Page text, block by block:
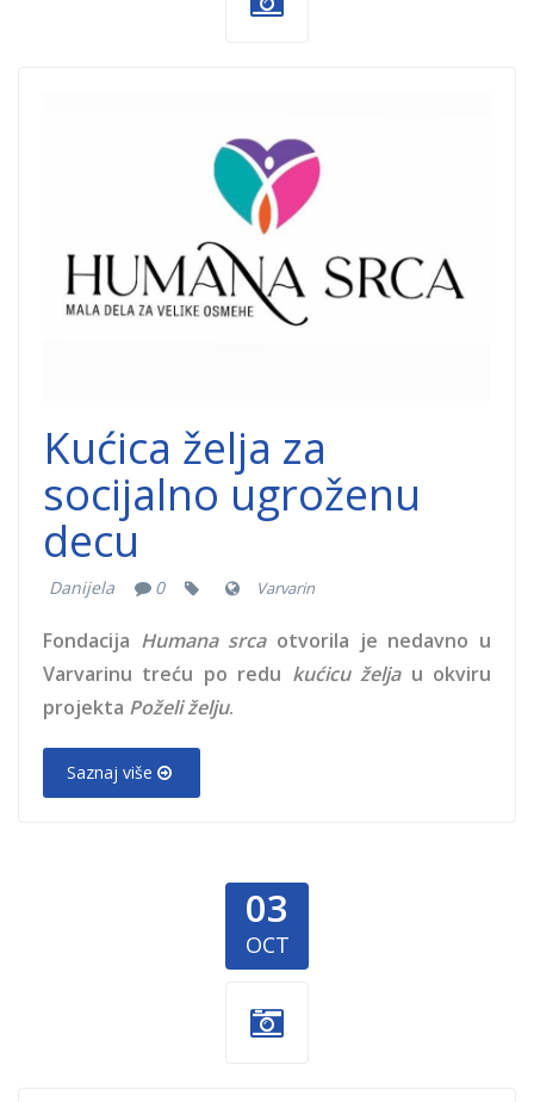
humana-
srca.png
Kućica želja za
socijalno ugroženu
decu
Danijela 0 Varvarin
Fondacija Humana srcaotvorila je nedavno u
Varvarinu treću po redu kućicu željau okviru
projekta Poželi želju.
Saznaj više
03
OCT